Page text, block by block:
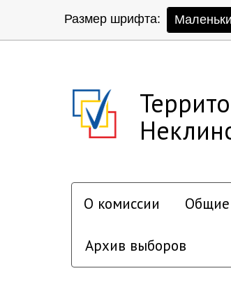
Размер шрифта:
О комиссии Общие
Архив выборов